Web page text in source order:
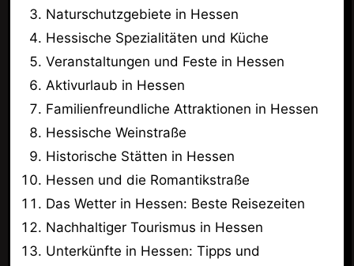
Naturschutzgebiete in Hessen
Hessische Spezialitäten und Küche
Veranstaltungen und Feste in Hessen
Aktivurlaub in Hessen
Familienfreundliche Attraktionen in Hessen
Hessische Weinstraße
Historische Stätten in Hessen
Hessen und die Romantikstraße
Das Wetter in Hessen: Beste Reisezeiten
Nachhaltiger Tourismus in Hessen
Unterkünfte in Hessen: Tipps und